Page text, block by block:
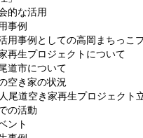
的な活用
事例
用事例としての高岡ま
再生プロジェクトについて
県尾道市に
市の空き家
尾道空き家再生プロジェ
れまでの
ント